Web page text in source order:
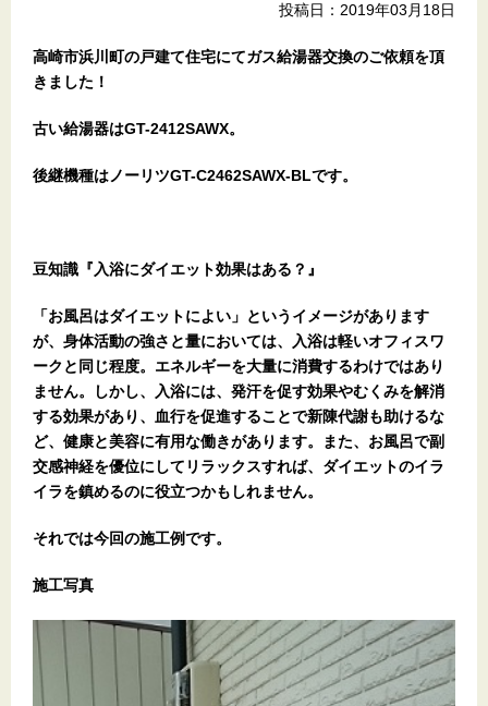
投稿日：2019年03月18日
高崎市浜川町の戸建て住宅にてガス給湯器交換のご依頼を頂
きました！
古い給湯器はGT-2412SAWX。
後継機種はノーリツGT-C2462SAWX-BLです。
豆知識『入浴にダイエット効果はある？』
「お風呂はダイエットによい」というイメージがあります
が、身体活動の強さと量においては、入浴は軽いオフィスワ
ークと同じ程度。エネルギーを大量に消費するわけではあり
ません。しかし、入浴には、発汗を促す効果やむくみを解消
する効果があり、血行を促進することで新陳代謝も助けるな
ど、健康と美容に有用な働きがあります。また、お風呂で副
交感神経を優位にしてリラックスすれば、ダイエットのイラ
イラを鎮めるのに役立つかもしれません。
それでは今回の施工例です。
施工写真